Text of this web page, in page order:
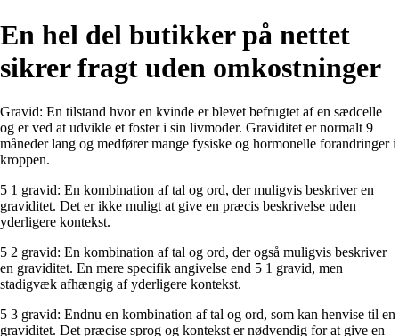
En hel del butikker på nettet
sikrer fragt uden omkostninger
Gravid: En tilstand hvor en kvinde er blevet befrugtet af en sædcelle
og er ved at udvikle et foster i sin livmoder. Graviditet er normalt 9
måneder lang og medfører mange fysiske og hormonelle forandringer i
kroppen.
5 1 gravid: En kombination af tal og ord, der muligvis beskriver en
graviditet. Det er ikke muligt at give en præcis beskrivelse uden
yderligere kontekst.
5 2 gravid: En kombination af tal og ord, der også muligvis beskriver
en graviditet. En mere specifik angivelse end 5 1 gravid, men
stadigvæk afhængig af yderligere kontekst.
5 3 gravid: Endnu en kombination af tal og ord, som kan henvise til en
graviditet. Det præcise sprog og kontekst er nødvendig for at give en